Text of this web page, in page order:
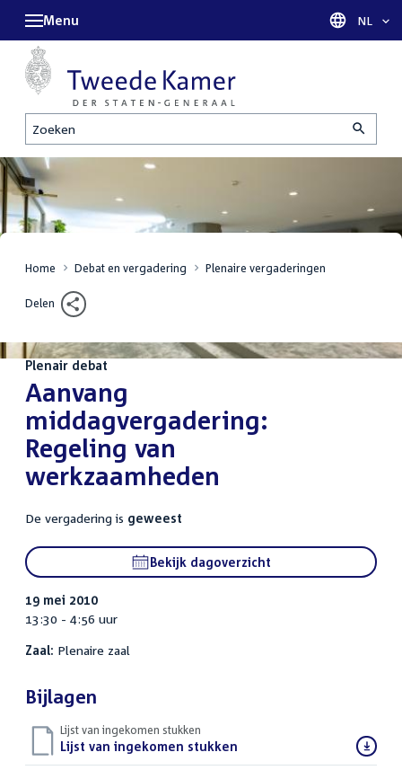
Zoeken
Menu Taal
NL
Home Debat en vergadering Plenaire vergaderingen
Delen
Plenair debat
Aanvang
middagvergadering:
Regeling van
werkzaamheden
De vergadering is geweest
Bekijk dagoverzicht
19 mei 2010
13:30 - 4:56 uur
Zaal: Plenaire zaal
Bijlagen
Lijst van ingekomen stukken
Download
bestand:
Lijst van ingekomen stukken